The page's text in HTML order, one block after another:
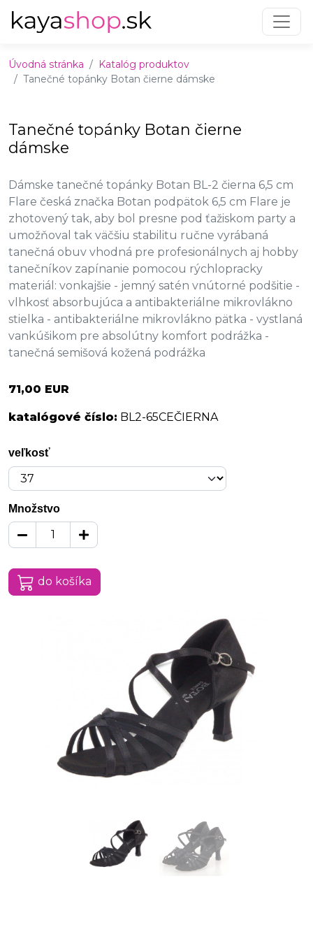
Úvodná stránka
Katalóg produktov
Tanečné topánky Botan čierne dámske
Tanečné topánky Botan čierne
dámske
Dámske tanečné topánky Botan BL-2 čierna 6,5 cm
Flare česká značka Botan podpätok 6,5 cm Flare je
zhotovený tak, aby bol presne pod ťažiskom party a
umožňoval tak väčšiu stabilitu ručne vyrábaná
tanečná obuv vhodná pre profesionálnych aj hobby
tanečníkov zapínanie pomocou rýchlopracky
materiál: vonkajšie - jemný satén vnútorné podšitie -
vlhkosť absorbujúca a antibakteriálne mikrovlákno
stielka - antibakteriálne mikrovlákno pätka - vystlaná
vankúšikom pre absolútny komfort podrážka -
tanečná semišová kožená podrážka
71,00 EUR
katalógové číslo: BL2-65CEČIERNA
veľkosť
Množstvo
do košíka